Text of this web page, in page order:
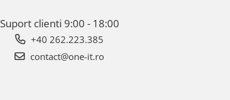
Suport clienti 9:00 - 18:00
+40 262.223.385
contact@one-it.ro